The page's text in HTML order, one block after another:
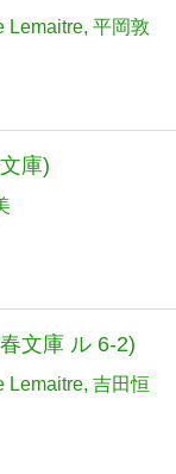
Lemaitre 平岡敦
庫)
文庫 ル 6-2)
Lemaitre 吉田恒